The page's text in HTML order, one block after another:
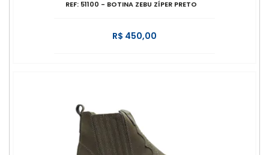
REF: 51100 - BOTINA ZEBU ZÍPER PRETO
R$ 450,00